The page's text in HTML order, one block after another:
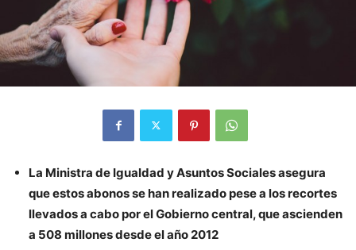
La Ministra de Igualdad y Asuntos Sociales asegura
que estos abonos se han realizado pese a los recortes
llevados a cabo por el Gobierno central, que ascienden
a 508 millones desde el año 2012